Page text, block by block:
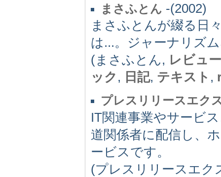
まさふとん -(2002)
まさふとんが綴る日
は...。ジャーナリズ
(まさふとん, レビュー
ック , 日記, テキスト ,
プレスリリースエク
IT関連事業やサービ
道関係者に配信し、
ービスです。
(プレスリリースエ